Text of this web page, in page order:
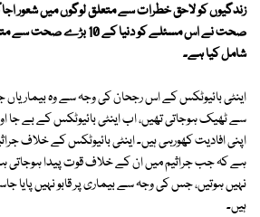
زندگیوں کو لاحق خطرات سے متعلق لوگوں میں شعور
صحت نے اس مسئلے کو دنیا
شامل کیا ہے۔
اینٹی بائیوٹکس کے اس رجحان کی وجہ سے وہ بیماریاں
سے ٹھیک ہوجاتی تھیں، اب اینٹی بائیوٹکس کے بے
اپنی افادیت کھورہی ہیں۔ اینٹی بائیوٹکس کے خلاف
ہے کہ جب جراثیم میں ان کے خلاف قوت پیدا ہوجاتی ہے تو
نہیں ہوتیں، جس کی وجہ سے بیماری پر قابو نہیں پایا
ہیں۔